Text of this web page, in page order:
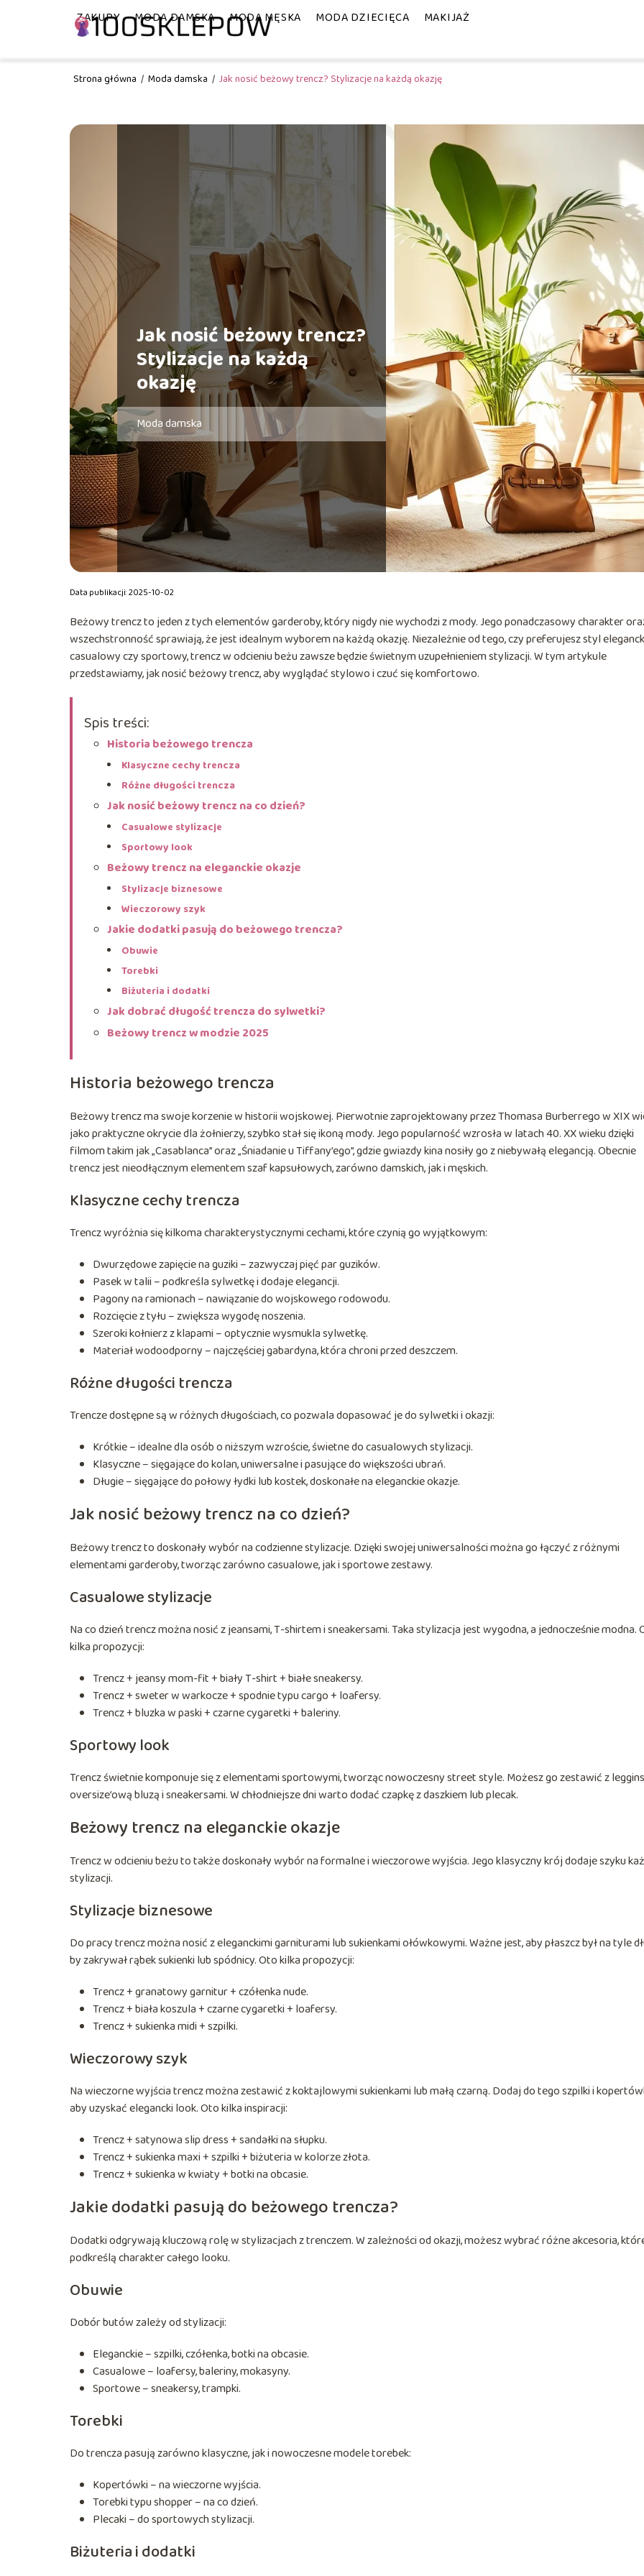
ZAKUPY MODA DAMSKA MODA MĘSKA MODA DZIECIĘCA MAKIJAŻ
Strona główna / Moda damska / Jak nosić beżowy trencz? Stylizacje na każdą okazję
Jak nosić beżowy trencz?
Stylizacje na każdą
okazję
Moda damska
Data publikacji: 2025-10-02
Beżowy trencz to jeden z tych elementów garderoby, który nigdy nie wychodzi z mody. Jego ponadczasowy charakter
wszechstronność sprawiają, że jest idealnym wyborem na każdą okazję. Niezależnie od tego, czy preferujesz styl
casualowy czy sportowy, trencz w odcieniu beżu zawsze będzie świetnym uzupełnieniem stylizacji. W tym artykule
przedstawiamy, jak nosić beżowy trencz, aby wyglądać stylowo i czuć się komfortowo.
Spis treści:
Historia beżowego trencza
Klasyczne cechy trencza
Różne długości trencza
Jak nosić beżowy trencz na co dzień?
Casualowe stylizacje
Sportowy look
Beżowy trencz na eleganckie okazje
Stylizacje biznesowe
Wieczorowy szyk
Jakie dodatki pasują do beżowego trencza?
Obuwie
Torebki
Biżuteria i dodatki
Jak dobrać długość trencza do sylwetki?
Beżowy trencz w modzie 2025
Historia beżowego trencza
Beżowy trencz ma swoje korzenie w historii wojskowej. Pierwotnie zaprojektowany przez Thomasa Burberrego w XIX
jako praktyczne okrycie dla żołnierzy, szybko stał się ikoną mody. Jego popularność wzrosła w latach 40. XX wieku dzięki
filmom takim jak „Casablanca” oraz „Śniadanie u Tiffany’ego”, gdzie gwiazdy kina nosiły go z niebywałą elegancją. Obecnie
trencz jest nieodłącznym elementem szaf kapsułowych, zarówno damskich, jak i męskich.
Klasyczne cechy trencza
Trencz wyróżnia się kilkoma charakterystycznymi cechami, które czynią go wyjątkowym:
Dwurzędowe zapięcie na guziki – zazwyczaj pięć par guzików.
Pasek w talii – podkreśla sylwetkę i dodaje elegancji.
Pagony na ramionach – nawiązanie do wojskowego rodowodu.
Rozcięcie z tyłu – zwiększa wygodę noszenia.
Szeroki kołnierz z klapami – optycznie wysmukla sylwetkę.
Materiał wodoodporny – najczęściej gabardyna, która chroni przed deszczem.
Różne długości trencza
Trencze dostępne są w różnych długościach, co pozwala dopasować je do sylwetki i okazji:
Krótkie – idealne dla osób o niższym wzroście, świetne do casualowych stylizacji.
Klasyczne – sięgające do kolan, uniwersalne i pasujące do większości ubrań.
Długie – sięgające do połowy łydki lub kostek, doskonałe na eleganckie okazje.
Jak nosić beżowy trencz na co dzień?
Beżowy trencz to doskonały wybór na codzienne stylizacje. Dzięki swojej uniwersalności można go łączyć z różnymi
elementami garderoby, tworząc zarówno casualowe, jak i sportowe zestawy.
Casualowe stylizacje
Na co dzień trencz można nosić z jeansami, T-shirtem i sneakersami. Taka stylizacja jest wygodna, a jednocześnie modna.
kilka propozycji:
Trencz + jeansy mom-fit + biały T-shirt + białe sneakersy.
Trencz + sweter w warkocze + spodnie typu cargo + loafersy.
Trencz + bluzka w paski + czarne cygaretki + baleriny.
Sportowy look
Trencz świetnie komponuje się z elementami sportowymi, tworząc nowoczesny street style. Możesz go zestawić z
oversize’ową bluzą i sneakersami. W chłodniejsze dni warto dodać czapkę z daszkiem lub plecak.
Beżowy trencz na eleganckie okazje
Trencz w odcieniu beżu to także doskonały wybór na formalne i wieczorowe wyjścia. Jego klasyczny krój dodaje szyku
stylizacji.
Stylizacje biznesowe
Do pracy trencz można nosić z eleganckimi garniturami lub sukienkami ołówkowymi. Ważne jest, aby płaszcz był na tyle
by zakrywał rąbek sukienki lub spódnicy. Oto kilka propozycji:
Trencz + granatowy garnitur + czółenka nude.
Trencz + biała koszula + czarne cygaretki + loafersy.
Trencz + sukienka midi + szpilki.
Wieczorowy szyk
Na wieczorne wyjścia trencz można zestawić z koktajlowymi sukienkami lub małą czarną. Dodaj do tego szpilki i
aby uzyskać elegancki look. Oto kilka inspiracji:
Trencz + satynowa slip dress + sandałki na słupku.
Trencz + sukienka maxi + szpilki + biżuteria w kolorze złota.
Trencz + sukienka w kwiaty + botki na obcasie.
Jakie dodatki pasują do beżowego trencza?
Dodatki odgrywają kluczową rolę w stylizacjach z trenczem. W zależności od okazji, możesz wybrać różne akcesoria,
podkreślą charakter całego looku.
Obuwie
Dobór butów zależy od stylizacji:
Eleganckie – szpilki, czółenka, botki na obcasie.
Casualowe – loafersy, baleriny, mokasyny.
Sportowe – sneakersy, trampki.
Torebki
Do trencza pasują zarówno klasyczne, jak i nowoczesne modele torebek:
Kopertówki – na wieczorne wyjścia.
Torebki typu shopper – na co dzień.
Plecaki – do sportowych stylizacji.
Biżuteria i dodatki